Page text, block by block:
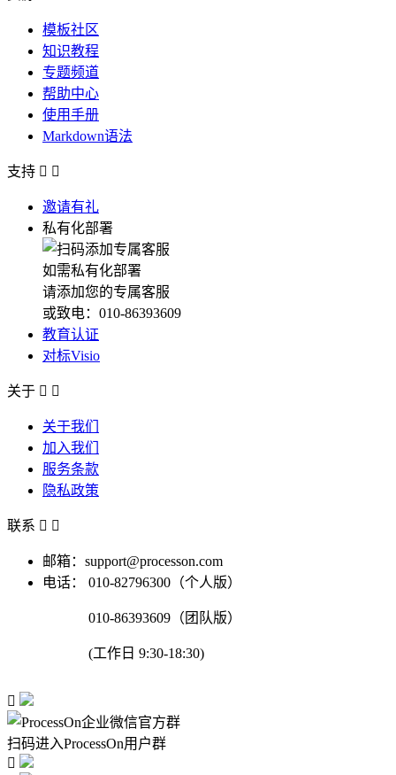
模板社区
知识教程
专题频道
帮助中心
使用手册
Markdown语法
支持  
邀请有礼
私有化部署
如需私有化部署
请添加您的专属客服
或致电：010-86393609
教育认证
对标Visio
关于  
关于我们
加入我们
服务条款
隐私政策
联系  
邮箱：support@processon.com
电话：
010-82796300（个人版）
010-86393609（团队版）
(工作日 9:30-18:30)

扫码进入ProcessOn用户群
